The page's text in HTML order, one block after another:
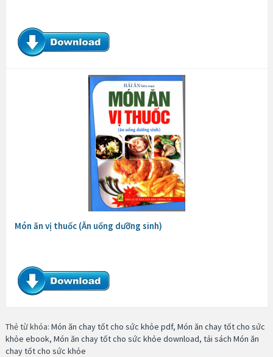
Món ăn vị thuốc (Ăn uống dưỡng sinh)
Thẻ từ khóa: Món ăn chay tốt cho sức khỏe pdf, Món ăn chay tốt cho sức
khỏe ebook, Món ăn chay tốt cho sức khỏe download, tải sách Món ăn
chay tốt cho sức khỏe